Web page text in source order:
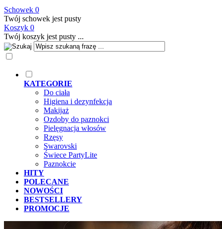
Schowek 0
Twój schowek jest pusty
Koszyk 0
Twój koszyk jest pusty ...
KATEGORIE
Do ciała
Higiena i dezynfekcja
Makijaż
Ozdoby do paznokci
Pielęgnacja włosów
Rzęsy
Swarovski
Świece PartyLite
Paznokcie
HITY
POLECANE
NOWOŚCI
BESTSELLERY
PROMOCJE